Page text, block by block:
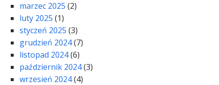
marzec 2025 (2)
luty 2025 (1)
styczeń 2025 (3)
grudzień 2024(7)
listopad 2024(6)
październik 2024(3)
wrzesień 2024(4)